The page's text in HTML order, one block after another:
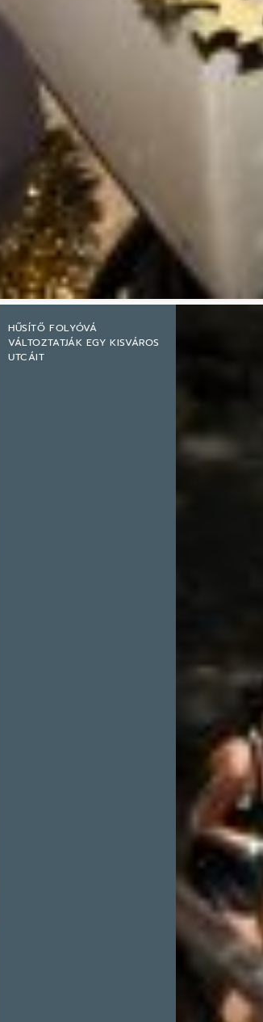
HŰSÍTŐ FOLYÓVÁ
VÁLTOZTATJÁK EGY KISVÁROS
UTCÁIT